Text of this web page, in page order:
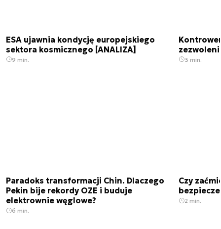
ESA ujawnia kondycję europejskiego
sektora kosmicznego [ANALIZA]
9 min. 3 min.
Paradoks transformacji Chin. Dlaczego
Pekin bije rekordy OZE i buduje
elektrownie węglowe?
6 min.
Czy
2 min.